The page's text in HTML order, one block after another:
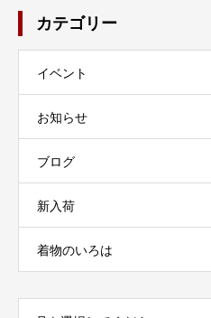
カテゴリー
イベント
お知らせ
ブログ
新入荷
着物のいろは